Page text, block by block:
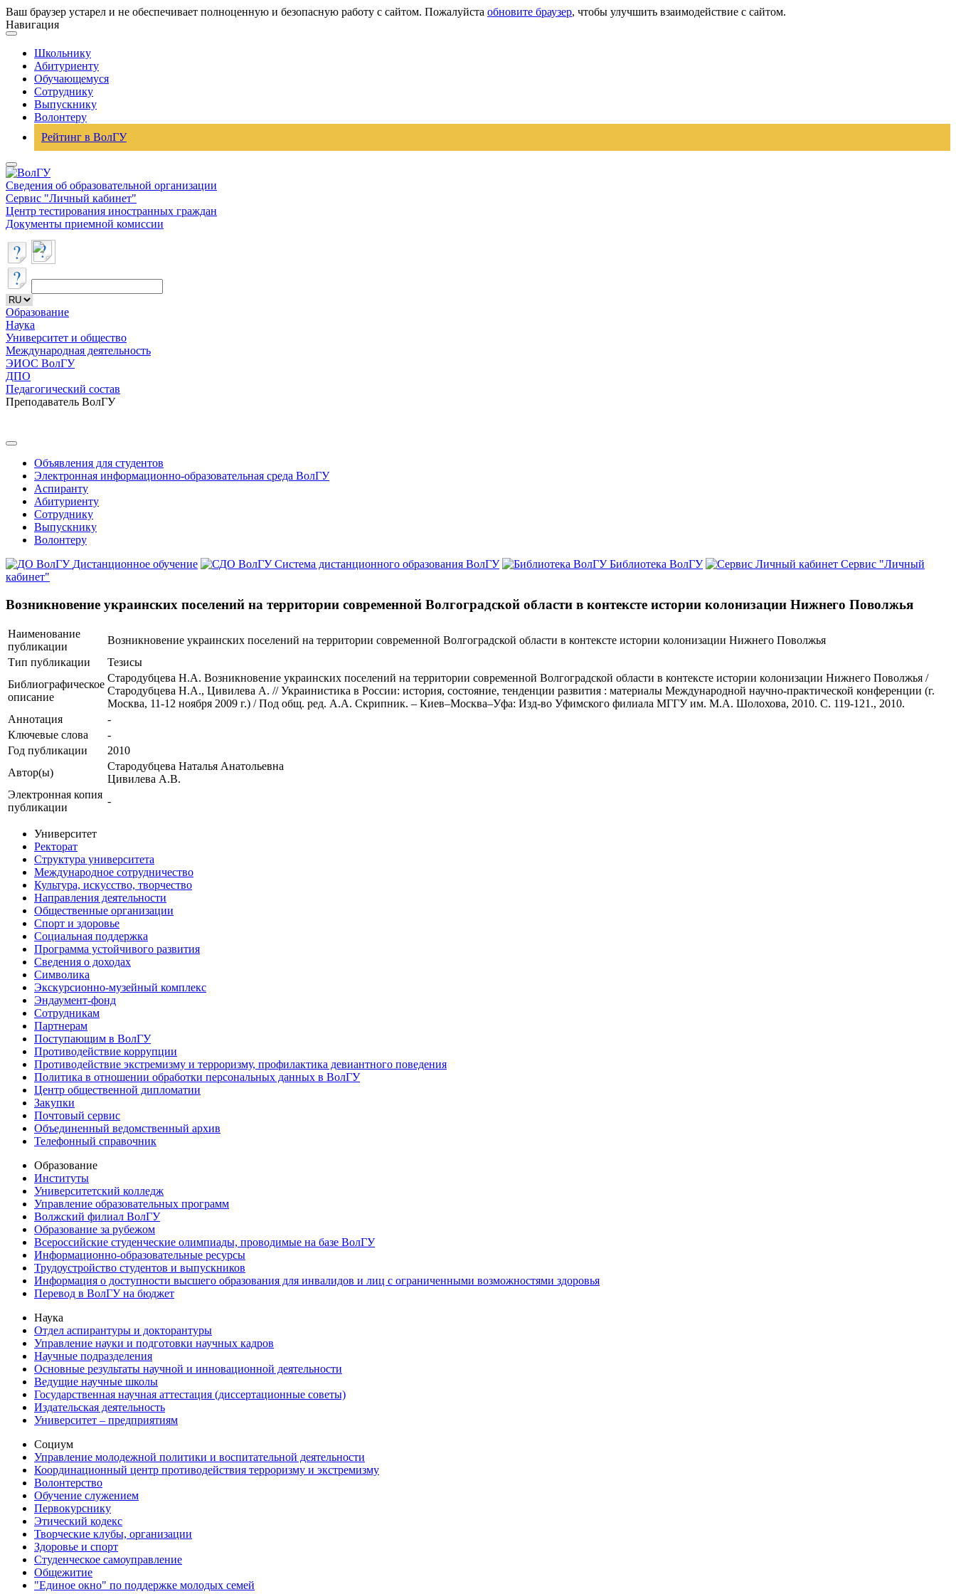
Ваш браузер устарел и не обеспечивает полноценную и безопасную работу с сайтом. Пожалуйста обновите браузер, чтобы улучшить взаимодействие с сайтом.
Навигация
Школьнику
Абитуриенту
Обучающемуся
Сотруднику
Выпускнику
Волонтеру
Рейтинг в ВолГУ
Сведения об образовательной организации
Сервис "Личный кабинет"
Центр тестирования иностранных граждан
Документы приемной комиссии
Образование
Наука
Университет и общество
Международная деятельность
ЭИОС ВолГУ
ДПО
Педагогический состав
Преподаватель ВолГУ
Объявления для студентов
Электронная информационно-образовательная среда ВолГУ
Аспиранту
Абитуриенту
Сотруднику
Выпускнику
Волонтеру
Дистанционное обучение
Система дистанционного образования ВолГУ Библиотека ВолГУ
Сервис "Личный
кабинет"
Возникновение украинских поселений на территории современной Волгоградской области в контексте истории колонизации Нижнего Поволжья
Наименование
публикации
Возникновение украинских поселений на территории современной Волгоградской области в контексте истории колонизации Нижнего Поволжья
Тип публикации
Тезисы
Библиографическое
описание
Стародубцева Н.А. Возникновение украинских поселений на территории современной Волгоградской области в контексте истории колонизации Нижнего Поволжья /
Стародубцева Н.А., Цивилева А. // Украинистика в России: история, состояние, тенденции развития : материалы Международной научно-практической конференции (г.
Москва, 11-12 ноября 2009 г.) / Под общ. ред. А.А. Скрипник. – Киев–Москва–Уфа: Изд-во Уфимского филиала МГГУ им. М.А. Шолохова, 2010. С. 119-121., 2010.
Аннотация
-
Ключевые cлова
-
Год публикации
2010
Автор(ы)
Стародубцева Наталья Анатольевна
Цивилева А.В.
Электронная копия
публикации
-
Университет
Ректорат
Структура университета
Международное сотрудничество
Культура, искусство, творчество
Направления деятельности
Общественные организации
Спорт и здоровье
Социальная поддержка
Программа устойчивого развития
Сведения о доходах
Символика
Экскурсионно-музейный комплекс
Эндаумент-фонд
Сотрудникам
Партнерам
Поступающим в ВолГУ
Противодействие коррупции
Противодействие экстремизму и терроризму, профилактика девиантного поведения
Политика в отношении обработки персональных данных в ВолГУ
Центр общественной дипломатии
Закупки
Почтовый сервис
Объединенный ведомственный архив
Телефонный справочник
Образование
Институты
Университетский колледж
Управление образовательных программ
Волжский филиал ВолГУ
Образование за рубежом
Всероссийские студенческие олимпиады, проводимые на базе ВолГУ
Информационно-образовательные ресурсы
Трудоустройство студентов и выпускников
Информация о доступности высшего образования для инвалидов и лиц с ограниченными возможностями здоровья
Перевод в ВолГУ на бюджет
Наука
Отдел аспирантуры и докторантуры
Управление науки и подготовки научных кадров
Научные подразделения
Основные результаты научной и инновационной деятельности
Ведущие научные школы
Государственная научная аттестация (диссертационные советы)
Издательская деятельность
Университет – предприятиям
Социум
Управление молодежной политики и воспитательной деятельности
Координационный центр противодействия терроризму и экстремизму
Волонтерство
Обучение служением
Первокурснику
Этический кодекс
Творческие клубы, организации
Здоровье и спорт
Студенческое самоуправление
Общежитие
"Единое окно" по поддержке молодых семей